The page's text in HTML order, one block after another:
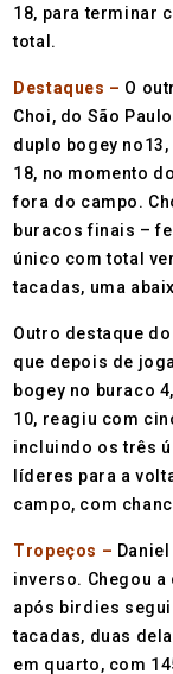
18, para terminar
total.
Destaques – O
Choi, do São
duplo bogey
18, no momento
fora do campo.
buracos finais –
único com total
tacadas, uma
Outro destaque
que depois de
bogey no buraco
10, reagiu com
incluindo os três
líderes para a
campo, com
Tropeços –
inverso. Chegou
após birdies
tacadas, duas
em quarto, com